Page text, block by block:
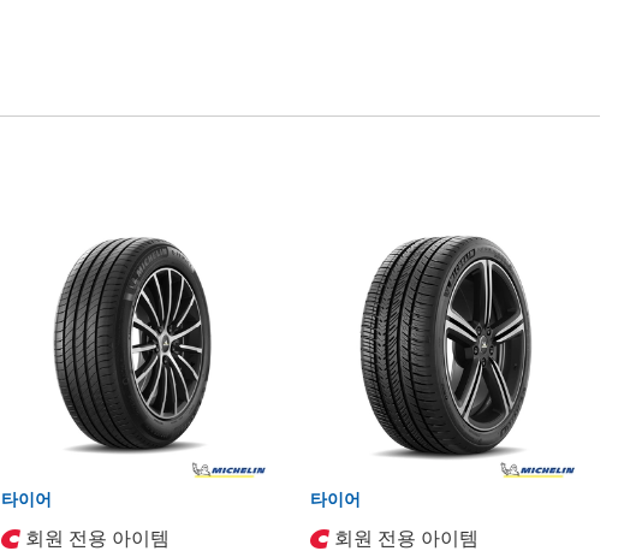
타이어
회원 전용 아이템
타이어
회원 전용 아이템